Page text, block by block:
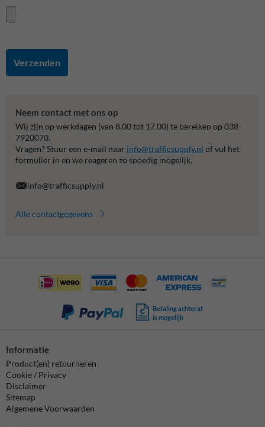
Verzenden
Neem contact met ons op
Wij zijn op werkdagen (van 8.00 tot 17.00) te bereiken op 038-
7920070.
Vragen? Stuur een e-mail naar info@trafficsupply.nl of vul het
formulier in en we reageren zo spoedig mogelijk.
info@trafficsupply.nl
Alle contactgegevens
Betaling achteraf
is mogelijk
Informatie
Product(en) retourneren
Cookie / Privacy
Disclaimer
Sitemap
Algemene Voorwaarden